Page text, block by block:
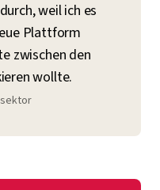
weil ich es
Plattform
zwischen den
wollte.